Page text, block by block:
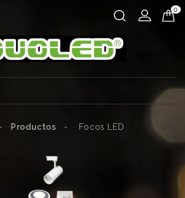
0
Productos Focos LED